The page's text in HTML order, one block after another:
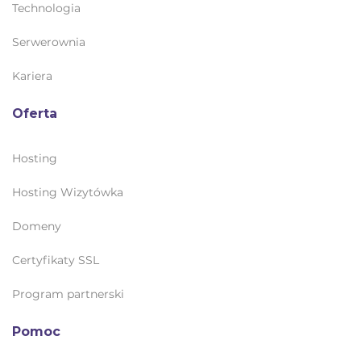
Technologia
Serwerownia
Kariera
Oferta
Hosting
Hosting Wizytówka
Domeny
Certyfikaty SSL
Program partnerski
Pomoc